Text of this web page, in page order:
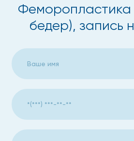
Феморопластика
бедер), запись